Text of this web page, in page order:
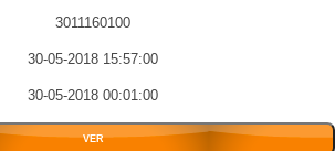
3011160100
30-05-2018 15:57:00
30-05-2018 00:01:00
VER